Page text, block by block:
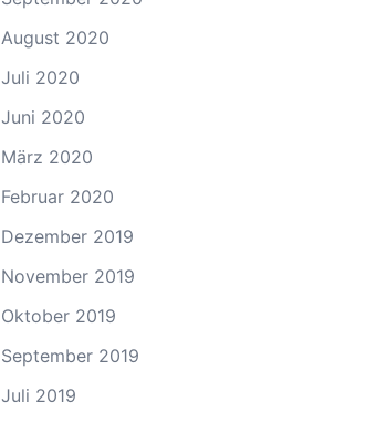
August 2020
Juli 2020
Juni 2020
März 2020
Februar 2020
Dezember 2019
November 2019
Oktober 2019
September 2019
Juli 2019